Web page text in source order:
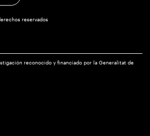
reservados
reconocido y financiado por la Generalitat de